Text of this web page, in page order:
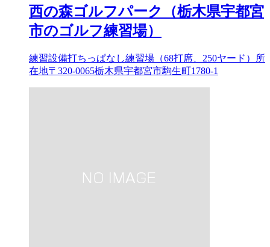
西の森ゴルフパーク（栃木県宇都宮
市のゴルフ練習場）
練習設備打ちっぱなし練習場（68打席、250ヤード）所
在地〒320-0065栃木県宇都宮市駒生町1780-1